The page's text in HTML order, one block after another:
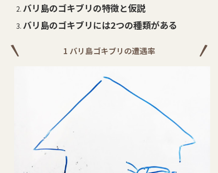
バリ島のゴキブリの特徴と仮説
バリ島のゴキブリには2つの種類がある
1 バリ島ゴキブリの遭遇率